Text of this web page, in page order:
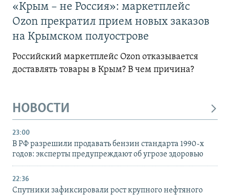
«Крым – не Россия»: маркетплейс
Ozon прекратил прием новых заказов
на Крымском полуострове
Российский маркетплейс Ozon отказывается
доставлять товары в Крым? В чем причина?
НОВОСТИ
23:00
В РФ разрешили продавать бензин стандарта 1990-х
годов: эксперты предупреждают об угрозе здоровью
22:36
Спутники зафиксировали рост крупного нефтяного